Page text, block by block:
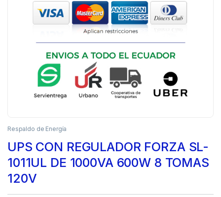
Respaldo de Energía
UPS CON REGULADOR FORZA SL-
1011UL DE 1000VA 600W 8 TOMAS
120V